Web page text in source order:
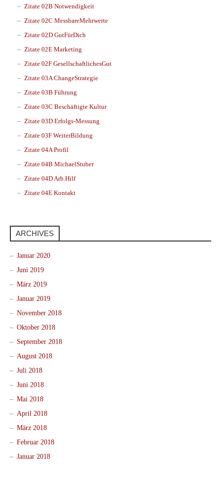
Zitate 02B Notwendigkeit
Zitate 02C MessbareMehrwerte
Zitate 02D GutFürDich
Zitate 02E Marketing
Zitate 02F GesellschaftlichesGut
Zitate 03A ChangeStrategie
Zitate 03B Führung
Zitate 03C Beschäftigte Kultur
Zitate 03D Erfolgs-Messung
Zitate 03F WeiterBildung
Zitate 04A Profil
Zitate 04B MichaelStuber
Zitate 04D Arb.Hilf
Zitate 04E Kontakt
ARCHIVES
Januar 2020
Juni 2019
März 2019
Januar 2019
November 2018
Oktober 2018
September 2018
August 2018
Juli 2018
Juni 2018
Mai 2018
April 2018
März 2018
Februar 2018
Januar 2018